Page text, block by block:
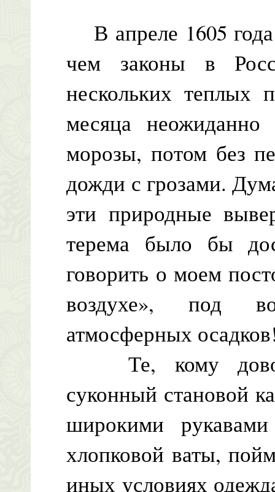
В апреле 1605
чем законы в
нескольких теплых
месяца неожиданно
морозы, потом без
дожди с грозами.
эти природные
терема было бы
говорить о моем
воздухе», под
атмосферных
Те, кому
суконный становой
широкими
хлопковой ваты,
иных условиях